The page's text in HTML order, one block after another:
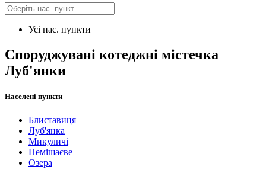
Усі нас. пункти
Споруджувані котеджні містечка
Луб'янки
Населені пункти
Блиставиця
Луб'янка
Микуличі
Немішаєве
Озера